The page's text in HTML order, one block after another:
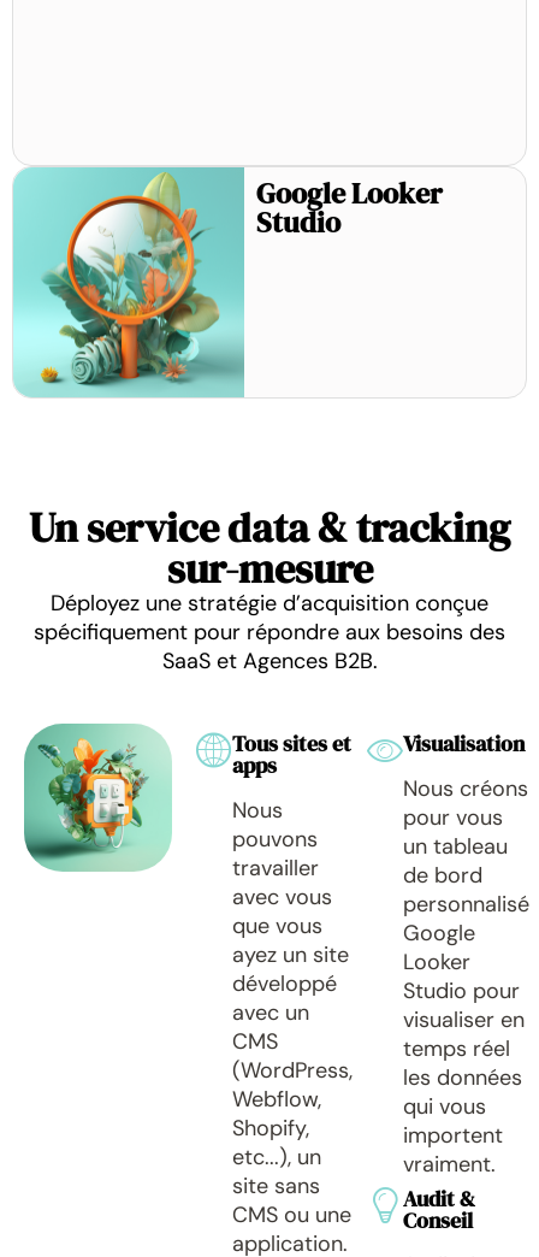
Google Looker
Studio
Un service data & tracking
sur-mesure
Déployez une stratégie d’acquisition conçue
spécifiquement pour répondre aux besoins des
SaaS et Agences B2B.
Tous sites et
apps
Nous
pouvons
travailler
avec vous
que vous
ayez un site
développé
avec un
CMS
(WordPress,
Webflow,
Shopify,
etc...), un
site sans
CMS ou une
application.
Visualisation
Nous créons
pour vous
un tableau
de bord
personnalisé
Google
Looker
Studio pour
visualiser en
temps réel
les données
qui vous
importent
vraiment.
Audit &
Conseil